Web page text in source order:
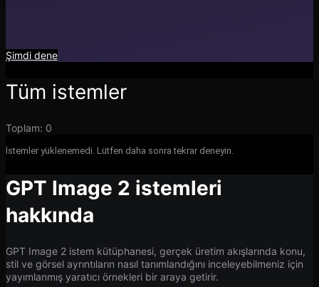
Şimdi dene
Tüm istemler
Toplam: 0
İstemler yüklenemedi. Lütfen daha sonra tekrar deneyin.
GPT Image 2 istemleri
hakkında
GPT Image 2 istem kütüphanesi, gerçek üretim akışlarında konu,
stil ve görsel ayrıntıların nasıl tanımlandığını inceleyebilmeniz için
yayımlanmış yaratıcı örnekleri bir araya getirir.